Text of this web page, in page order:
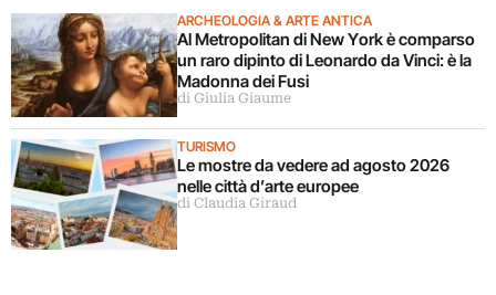
ARCHEOLOGIA & ARTE ANTICA
Al Metropolitan di New York è comparso
un raro dipinto di Leonardo da Vinci: è la
Madonna dei Fusi
di Giulia Giaume
TURISMO
Le mostre da vedere ad agosto 2026
nelle città d’arte europee
di Claudia Giraud